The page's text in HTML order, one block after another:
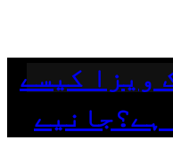
ویزا کیسے
ہے؟جانیے